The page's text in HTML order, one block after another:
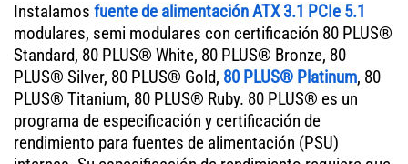
Instalamos fuente de alimentación ATX 3.1 PCIe 5.1
modulares, semi modulares con certificación 80 PLUS®
Standard, 80 PLUS® White, 80 PLUS® Bronze, 80
PLUS® Silver, 80 PLUS® Gold, 80 PLUS® Platinum, 80
PLUS® Titanium, 80 PLUS® Ruby. 80 PLUS® es un
programa de especificación y certificación de
rendimiento para fuentes de alimentación (PSU)